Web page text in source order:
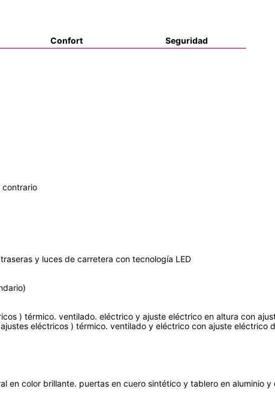
contrario
y luces de carretera con tecnología LED
) térmico. ventilado. eléctrico y ajuste eléctrico en altura con
eléctricos ) térmico. ventilado y eléctrico con ajuste eléctrico
en color brillante. puertas en cuero sintético y tablero en aluminio y
Confort Seguridad